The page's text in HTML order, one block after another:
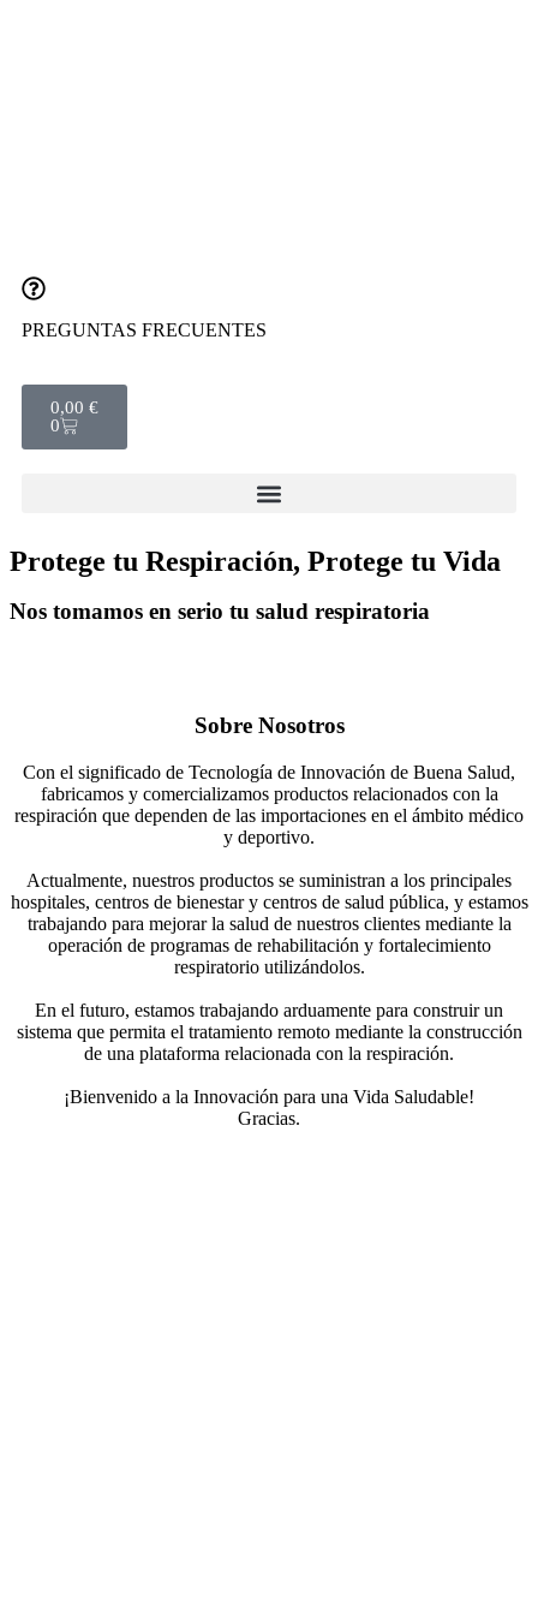
PREGUNTAS FRECUENTES
0,00 €
0
Protege tu Respiración, Protege tu Vida
Nos tomamos en serio tu salud respiratoria
Sobre Nosotros
Con el significado de Tecnología de Innovación de Buena Salud,
fabricamos y comercializamos productos relacionados con la
respiración que dependen de las importaciones en el ámbito médico
y deportivo.
Actualmente, nuestros productos se suministran a los principales
hospitales, centros de bienestar y centros de salud pública, y estamos
trabajando para mejorar la salud de nuestros clientes mediante la
operación de programas de rehabilitación y fortalecimiento
respiratorio utilizándolos.
En el futuro, estamos trabajando arduamente para construir un
sistema que permita el tratamiento remoto mediante la construcción
de una plataforma relacionada con la respiración.
¡Bienvenido a la Innovación para una Vida Saludable!
Gracias.